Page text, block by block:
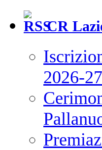
CR
2026-27